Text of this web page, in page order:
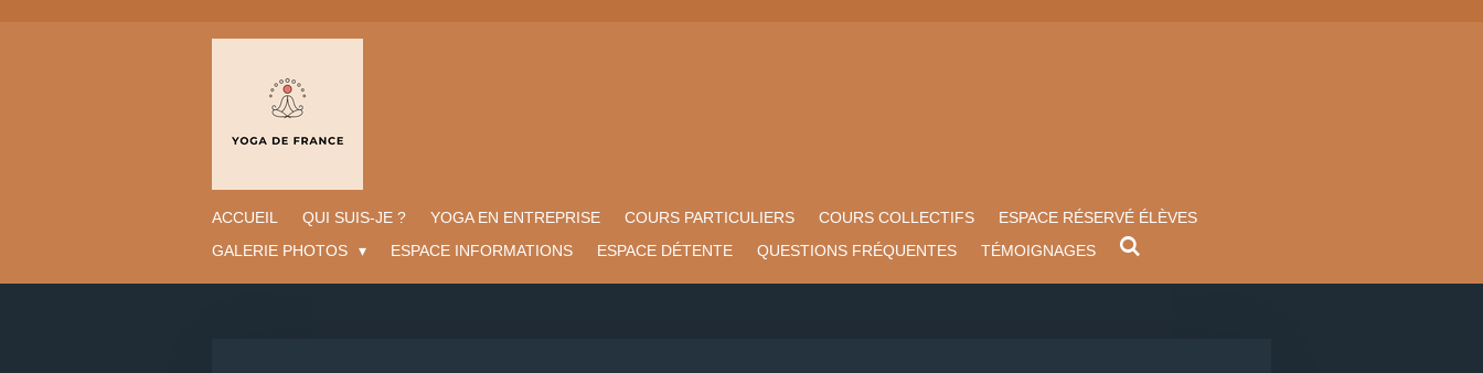
ACCUEIL QUI SUIS-JE ? YOGA EN ENTREPRISE COURS PARTICULIERS COURS COLLECTIFS
ESPACE RÉSERVÉ ÉLÈVES
GALERIE PHOTOS
ESPACE INFORMATIONS ESPACE DÉTENTE QUESTIONS FRÉQUENTES TÉMOIGNAGES